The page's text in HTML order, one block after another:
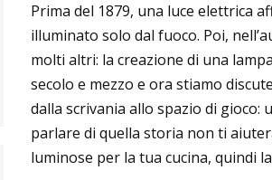
39 piccoli progetti fai-da-te che
impazzire la tua casa
Prima del 1879, una luce elettrica
illuminato solo dal fuoco. Poi,
molti altri: la creazione di una
secolo e mezzo e ora stiamo
dalla scrivania allo spazio di gioco:
parlare di quella storia non ti
luminose per la tua cucina, quindi